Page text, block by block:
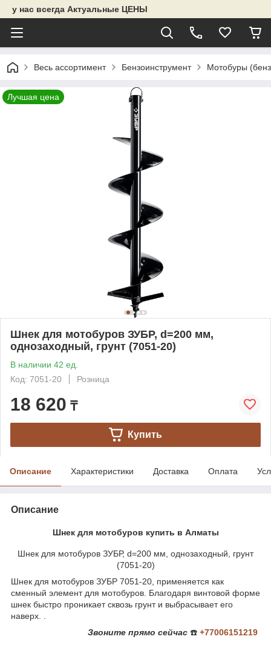
у нас всегда Актуальные ЦЕНЫ
Весь ассортимент Бензоинструмент Мотобуры
Лучшая цена
Шнек для мотобуров ЗУБР, d=200 мм,
однозаходный, грунт (7051-20)
В наличии 42 ед.
Код: 7051-20
Розница
18 620 ₸
Купить
Описание Характеристики Доставка Оплата
Описание
Шнек для мотобуров купить в Алматы
Шнек для мотобуров ЗУБР, d=200 мм, однозаходный, грунт
(7051-20)
Шнек для мотобуров ЗУБР 7051-20, применяется как
сменный элемент для мотобуров. Благодаря винтовой форме
шнек быстро проникает сквозь грунт и выбрасывает его
наверх. .
Звоните прямо сейчас ☎️ +77006151219